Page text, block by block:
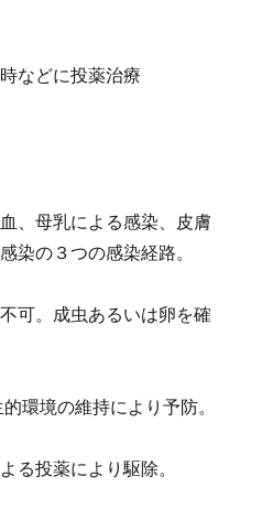
などに投薬治療
、母乳による感染、皮膚
染の３つの感染経路。
可。成虫あるいは卵を確
環境の維持により予防。
る投薬により駆除。